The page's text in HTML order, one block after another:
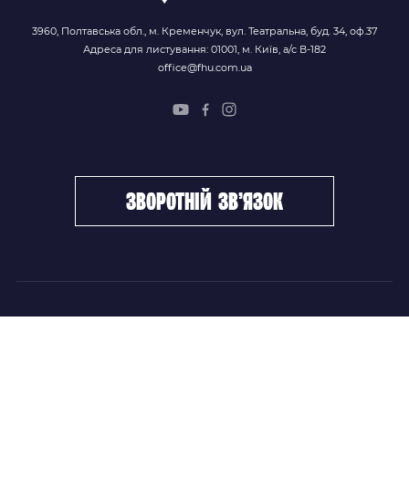
3960, Полтавська обл., м. Кременчук, вул. Театральна, буд. 34, оф.37
Адреса для листування: 01001, м. Київ, а/с В-182
office@fhu.com.ua
зворотній зв’язок